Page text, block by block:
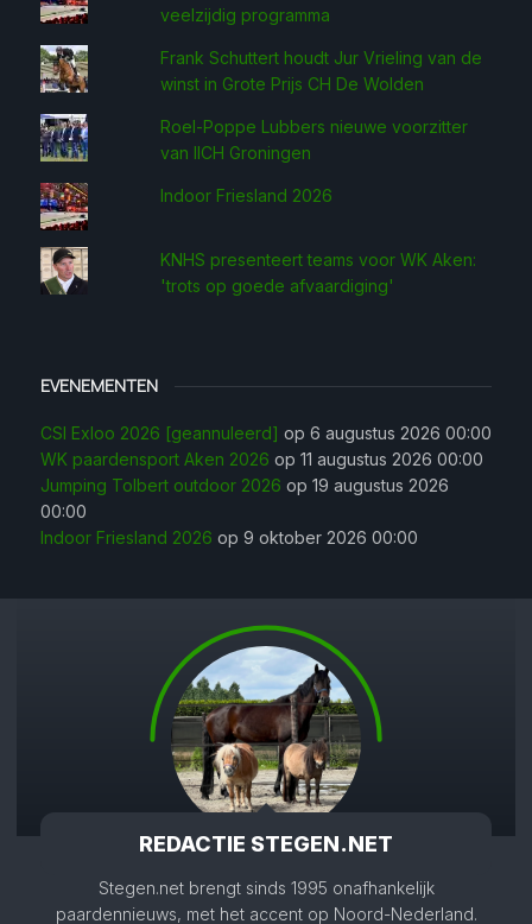
REDACTIE STEGEN.NET
Stegen.net brengt sinds 1995 onafhankelijk
paardennieuws, met het accent op Noord-Nederland.
veelzijdig programma
Frank Schuttert houdt Jur Vrieling van de
winst in Grote Prijs CH De Wolden
Roel-Poppe Lubbers nieuwe voorzitter
van IICH Groningen
Indoor Friesland 2026
KNHS presenteert teams voor WK Aken:
'trots op goede afvaardiging'
EVENEMENTEN
CSI Exloo 2026 [geannuleerd] op 6 augustus 2026 00:00
WK paardensport Aken 2026 op 11 augustus 2026 00:00
Jumping Tolbert outdoor 2026 op 19 augustus 2026
00:00
Indoor Friesland 2026 op 9 oktober 2026 00:00